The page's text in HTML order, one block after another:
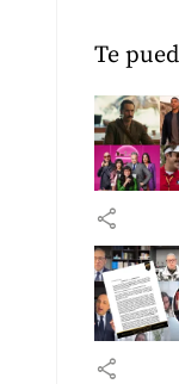
Te
share
share